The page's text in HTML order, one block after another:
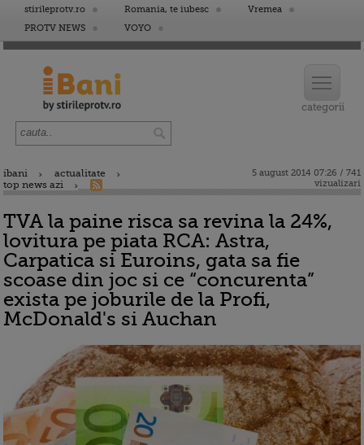
stirileprotv.ro Romania, te iubesc
Vremea
PROTV NEWS
VOYO
ibani
actualitate
top news azi
5 august 2014 07:26 / 741
vizualizari
TVA la paine risca sa revina la 24%,
lovitura pe piata RCA: Astra,
Carpatica si Euroins, gata sa fie
scoase din joc si ce “concurenta”
exista pe joburile de la Profi,
McDonald's si Auchan